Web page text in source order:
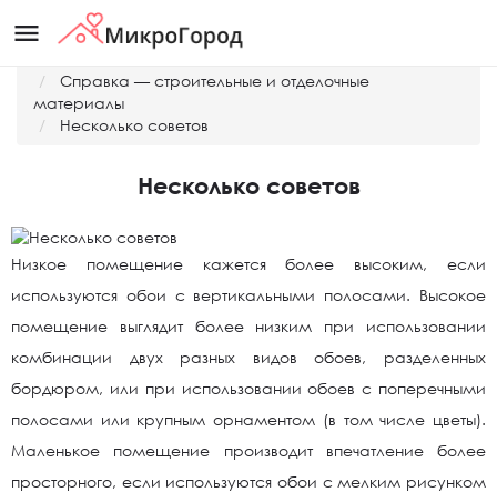
menu
Справка — строительные и отделочные
материалы
Несколько советов
Несколько советов
Низкое помещение кажется более высоким, если
используются обои с вертикальными полосами. Высокое
помещение выглядит более низким при использовании
комбинации двух разных видов обоев, разделенных
бордюром, или при использовании обоев с поперечными
полосами или крупным орнаментом (в том числе цветы).
Маленькое помещение производит впечатление более
просторного, если используются обои с мелким рисунком